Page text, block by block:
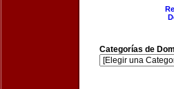
Categorías de